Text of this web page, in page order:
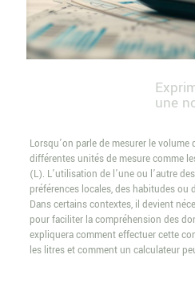
une
Lorsqu’on parle de mesurer le volume
différentes unités de mesure comme
(L). L’utilisation de l’une ou l’autre
préférences locales, des habitudes ou
Dans certains contextes, il devient
pour faciliter la compréhension des
expliquera comment effectuer cette
les litres et comment un calculateur